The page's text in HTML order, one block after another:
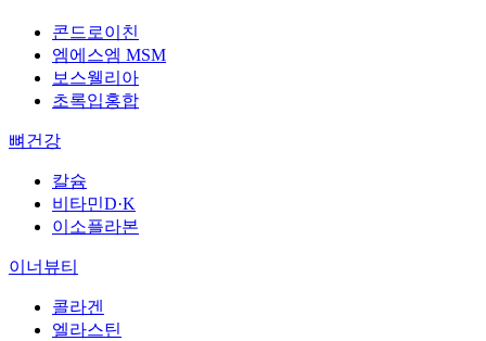
콘드로이친
엠에스엠 MSM
보스웰리아
초록입홍합
뼈건강
칼슘
비타민D·K
이소플라본
이너뷰티
콜라겐
엘라스틴